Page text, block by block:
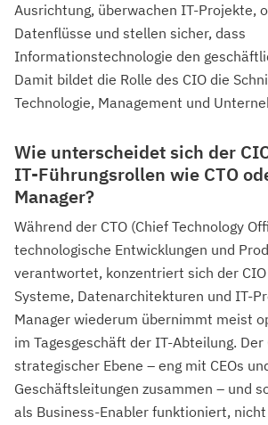
Ausrichtung, überwachen IT-Projekte,
Datenflüsse und stellen sicher, dass
Informationstechnologie den
Damit bildet die Rolle des CIO die
Technologie, Management und
Wie unterscheidet sich der
IT-Führungsrollen wie CTO
Manager?
Während der CTO (Chief Technology
technologische Entwicklungen und
verantwortet, konzentriert sich der
Systeme, Datenarchitekturen und IT-
Manager wiederum übernimmt meist
im Tagesgeschäft der IT-Abteilung.
strategischer Ebene – eng mit CEOs
Geschäftsleitungen zusammen – und
als Business-Enabler funktioniert,